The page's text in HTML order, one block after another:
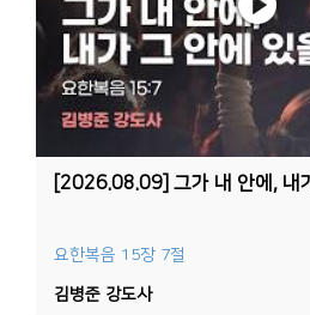
[2026.08.09] 그가 내 안에, 내
요한복음 15장 7절
김병준 강도사